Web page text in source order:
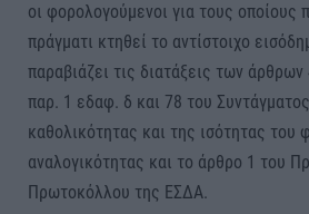
οι φορολογούμενοι για τους οποίους
πράγματι κτηθεί το αντίστοιχο
παραβιάζει τις διατάξεις των
παρ. 1 εδαφ. δ και 78 του
καθολικότητας και της ισότητας του
αναλογικότητας και το άρθρο 1 του
Πρωτοκόλλου της ΕΣΔΑ.